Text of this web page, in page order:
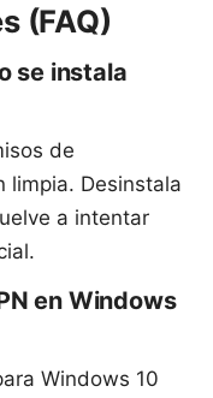
(FAQ)
se instala
de
limpia. Desinstala
a intentar
en Windows
Windows 10